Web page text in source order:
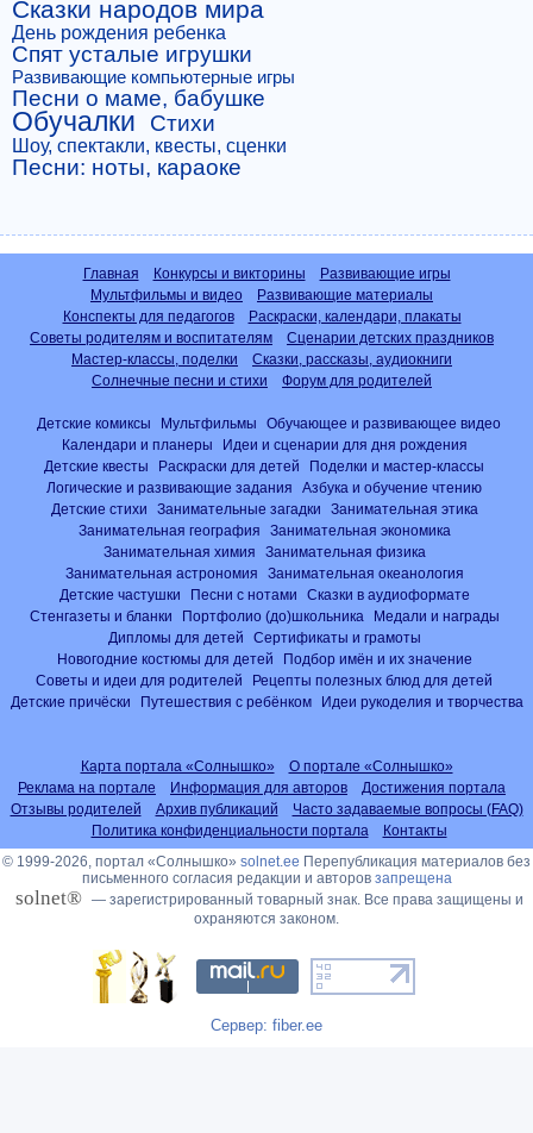
Сказки народов мира
День рождения ребенка
Спят усталые игрушки
Развивающие компьютерные игры
Песни о маме, бабушке
Обучалки Стихи
Шоу, спектакли, квесты, сценки
Песни: ноты, караоке
Главная Конкурсы и викторины
Развивающие игры
Мультфильмы и видео
Развивающие материалы
Конспекты для педагогов
Раскраски, календари, плакаты
Советы родителям и воспитателям
Сценарии детских праздников
Мастер-классы, поделки
Сказки, рассказы, аудиокниги
Солнечные песни и стихи
Форум для родителей
Детские комиксы Мультфильмы
Обучающее и развивающее видео
Календари и планеры
Идеи и сценарии для дня рождения
Детские квесты
Раскраски для детей
Поделки и мастер-классы
Логические и развивающие задания
Азбука и обучение чтению
Детские стихи
Занимательные загадки
Занимательная этика
Занимательная география
Занимательная экономика
Занимательная химия
Занимательная физика
Занимательная астрономия
Занимательная океанология
Детские частушки
Песни с нотами
Сказки в аудиоформате
Стенгазеты и бланки
Портфолио (до)школьника
Медали и награды
Дипломы для детей
Сертификаты и грамоты
Новогодние костюмы для детей
Подбор имён и их значение
Советы и идеи для родителей
Рецепты полезных блюд для детей
Детские причёски
Путешествия с ребёнком Идеи рукоделия и творчества
Карта портала «Солнышко»
О портале «Солнышко»
Реклама на портале
Информация для авторов
Достижения портала
Отзывы родителей
Архив публикаций
Часто задаваемые вопросы (FAQ)
Политика конфиденциальности портала
Контакты
© 1999-2026, портал «Солнышко» solnet.ee Перепубликация материалов без
письменного согласия редакции и авторов запрещена
solnet® — зарегистрированный товарный знак. Все права защищены и
охраняются законом.
Сервер: fiber.ee